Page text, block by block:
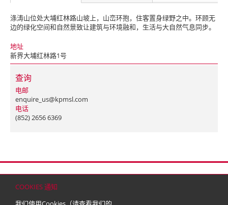
COOKIES 通知
涤涛山位处大埔红林路山坡上，山峦环抱，住客置身绿野之中。环顾无
边的绿化空间和自然景致让建筑与环境融和，生活与大自然气息同步。
地址
新界大埔红林路1号
查询
电邮
enquire_us@kpmsl.com
电话
(852) 2656 6369
© 2026 嘉里建设有限公司 (于百慕达注册成立之有限公司)